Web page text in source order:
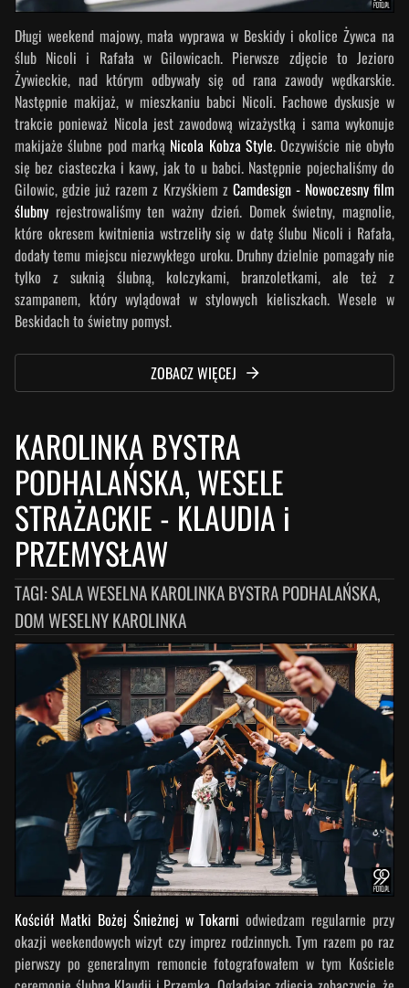
Długi weekend majowy, mała wyprawa w Beskidy i okolice Żywca na
ślub Nicoli i Rafała w Gilowicach. Pierwsze zdjęcie to Jezioro
Żywieckie, nad którym odbywały się od rana zawody wędkarskie.
Następnie makijaż, w mieszkaniu babci Nicoli. Fachowe dyskusje w
trakcie ponieważ Nicola jest zawodową wizażystką i sama wykonuje
makijaże ślubne pod marką Nicola Kobza Style. Oczywiście nie obyło
się bez ciasteczka i kawy, jak to u babci. Następnie pojechaliśmy do
Gilowic, gdzie już razem z Krzyśkiem z Camdesign - Nowoczesny film
ślubny rejestrowaliśmy ten ważny dzień. Domek świetny, magnolie,
które okresem kwitnienia wstrzeliły się w datę ślubu Nicoli i Rafała,
dodały temu miejscu niezwykłego uroku. Druhny dzielnie pomagały nie
tylko z suknią ślubną, kolczykami, branzoletkami, ale też z
szampanem, który wylądował w stylowych kieliszkach. Wesele w
Beskidach to świetny pomysł.
ZOBACZ WIĘCEJ
KAROLINKA BYSTRA
PODHALAŃSKA, WESELE
STRAŻACKIE - KLAUDIA i
PRZEMYSŁAW
TAGI:SALA WESELNA KAROLINKA BYSTRA PODHALAŃSKA,
DOM WESELNY KAROLINKA
Kościół Matki Bożej Śnieżnej w Tokarni odwiedzam regularnie przy
okazji weekendowych wizyt czy imprez rodzinnych. Tym razem po raz
pierwszy po generalnym remoncie fotografowałem w tym Kościele